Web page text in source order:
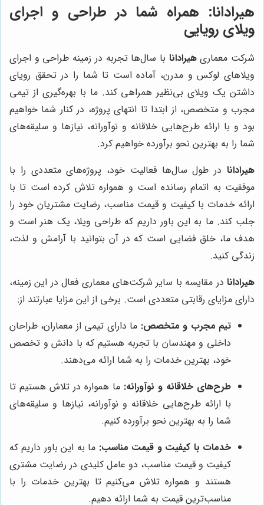
هیرادانا: همراه شما در طراحی و اجرای
ویلای رویایی
شرکت معماریهیرادانا با سال‌ها تجربه در زمینه طراحی و اجرای
ویلاهای لوکس و مدرن، آماده است تا شما را در تحقق رویای
داشتن یک ویلای بی‌نظیر همراهی کند. ما با بهره‌گیری از تیمی
مجرب و متخصص، از ابتدا تا انتهای پروژه، در کنار شما خواهیم
بود و با ارائه طرح‌هایی خلاقانه و نوآورانه، نیازها و سلیقه‌های
شما را به بهترین نحو برآورده خواهیم کرد.
هیرادانا در طول سال‌ها فعالیت خود، پروژه‌های متعددی را با
موفقیت به اتمام رسانده است و همواره تلاش کرده است تا با
ارائه خدمات با کیفیت و قیمت مناسب، رضایت مشتریان خود را
جلب کند. ما به این باور داریم که طراحی ویلا، یک هنر است و
هدف ما، خلق فضایی است که در آن بتوانید با آرامش و لذت،
زندگی کنید.
هیرادانا در مقایسه با سایر شرکت‌های معماری فعال در این زمینه،
دارای مزایای رقابتی متعددی است. برخی از این مزایا عبارتند از:
تیم مجرب و متخصص: ما دارای تیمی از معماران، طراحان
داخلی و مهندسان با تجربه هستیم که با دانش و تخصص
خود، بهترین خدمات را به شما ارائه می‌دهند.
طرح‌های خلاقانه و نوآورانه: ما همواره در تلاش هستیم تا
با ارائه طرح‌هایی خلاقانه و نوآورانه، نیازها و سلیقه‌های
شما را به بهترین نحو برآورده کنیم.
خدمات با کیفیت و قیمت مناسب: ما به این باور داریم که
کیفیت و قیمت مناسب، دو عامل کلیدی در رضایت مشتری
هستند و همواره تلاش می‌کنیم تا بهترین خدمات را با
مناسب‌ترین قیمت به شما ارائه دهیم.